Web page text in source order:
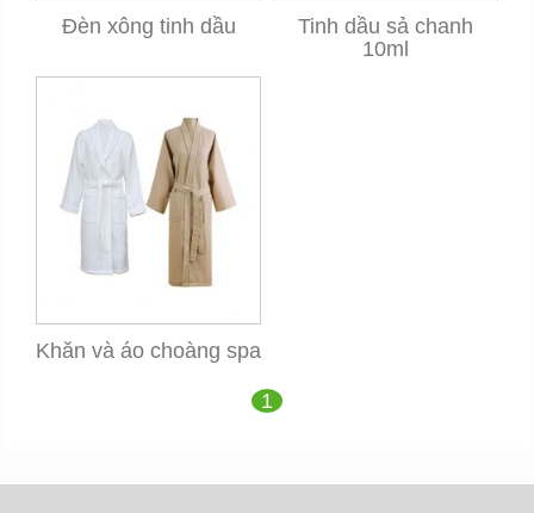
Đèn xông tinh dầu
Tinh dầu sả chanh
10ml
Khăn và áo choàng spa
1